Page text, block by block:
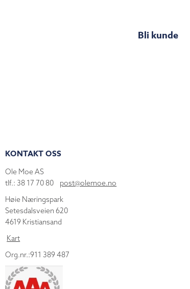
Bli kunde
KONTAKT OSS
Ole Moe AS
tlf.: 38 17 70 80 post@olemoe.no
Høie Næringspark
Setesdalsveien 620
4619 Kristiansand
Kart
Org.nr.:911 389 487